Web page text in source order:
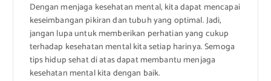
Dengan menjaga kesehatan mental, kita dapat mencapai
keseimbangan pikiran dan tubuh yang optimal. Jadi,
jangan lupa untuk memberikan perhatian yang cukup
terhadap kesehatan mental kita setiap harinya. Semoga
tips hidup sehat di atas dapat membantu menjaga
kesehatan mental kita dengan baik.